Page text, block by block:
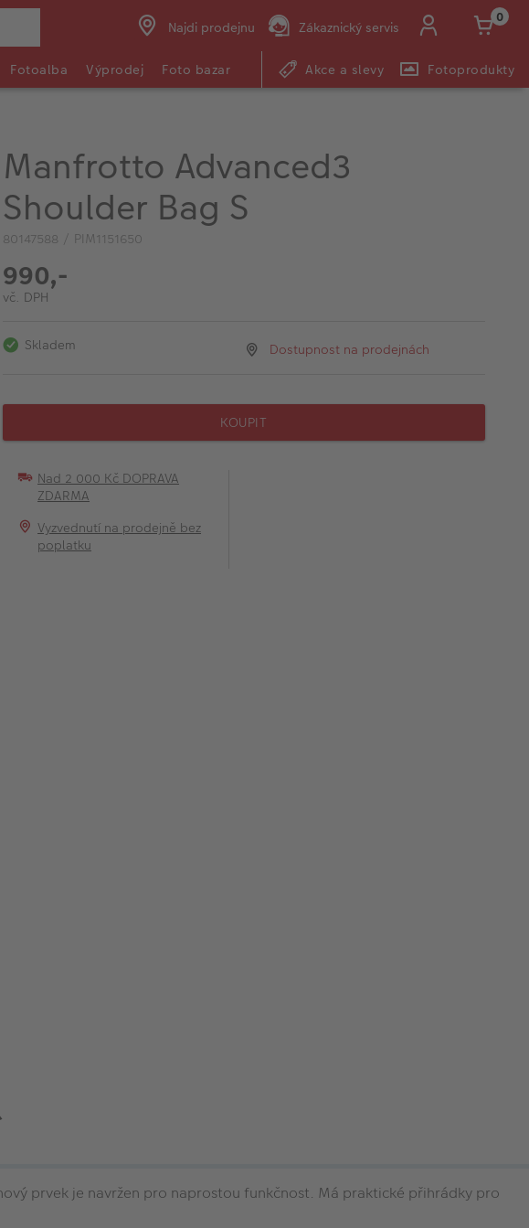
Najdi prodejnu Zákaznický servis
0
Fotoalba Výprodej Foto bazar Akce a slevy Fotoprodukty
Manfrotto Advanced3
Shoulder Bag S
80147588 / PIM1151650
990,-
vč. DPH
Skladem Dostupnost na prodejnách
KOUPIT
Nad 2 000 Kč DOPRAVA
ZDARMA
Vyzvednutí na prodejně bez
poplatku
prvek je navržen pro naprostou funkčnost. Má praktické přihrádky pro